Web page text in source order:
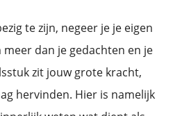
te zijn, negeer je je eigen
meer dan je gedachten en je
zit jouw grote kracht,
hervinden. Hier is namelijk